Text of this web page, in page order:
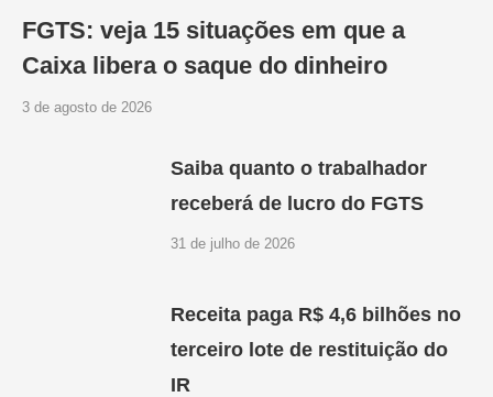
FGTS: veja 15 situações em que a
Caixa libera o saque do dinheiro
3 de agosto de 2026
Saiba quanto o trabalhador
receberá de lucro do FGTS
31 de julho de 2026
Receita paga R$ 4,6 bilhões no
terceiro lote de restituição do
IR